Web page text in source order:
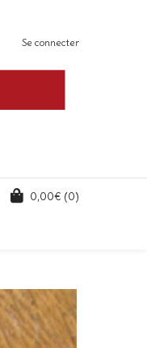
Se connecter
0,00€ (0)